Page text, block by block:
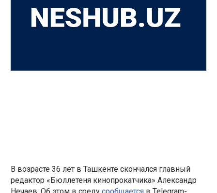
В возрасте 36 лет в Ташкенте скончался главный
редактор «Бюллетеня кинопрокатчика» Александр